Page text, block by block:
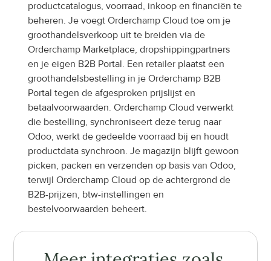
productcatalogus, voorraad, inkoop en financiën te
beheren. Je voegt Orderchamp Cloud toe om je
groothandelsverkoop uit te breiden via de
Orderchamp Marketplace, dropshippingpartners
en je eigen B2B Portal. Een retailer plaatst een
groothandelsbestelling in je Orderchamp B2B
Portal tegen de afgesproken prijslijst en
betaalvoorwaarden. Orderchamp Cloud verwerkt
die bestelling, synchroniseert deze terug naar
Odoo, werkt de gedeelde voorraad bij en houdt
productdata synchroon. Je magazijn blijft gewoon
picken, packen en verzenden op basis van Odoo,
terwijl Orderchamp Cloud op de achtergrond de
B2B-prijzen, btw-instellingen en
bestelvoorwaarden beheert.